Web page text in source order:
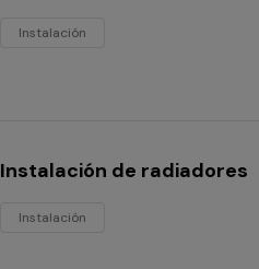
Instalación
Instalación de radiadores
Instalación